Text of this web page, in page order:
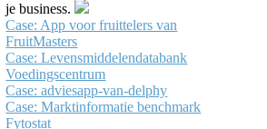
je business.
Case: App voor fruittelers van
FruitMasters
Case: Levensmiddelendatabank
Voedingscentrum
Case: adviesapp-van-delphy
Case: Marktinformatie benchmark
Fytostat